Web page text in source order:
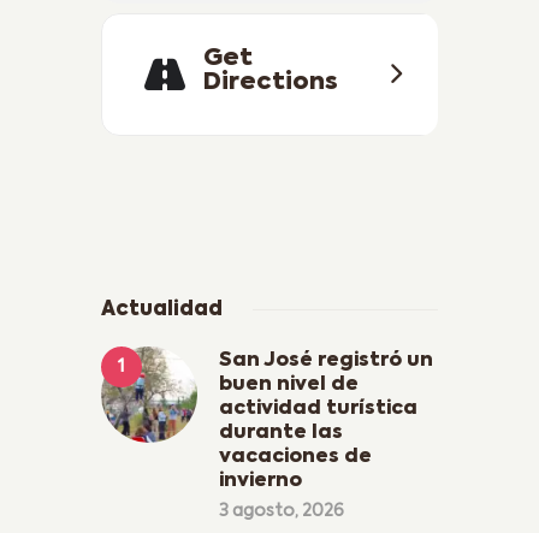
Get
Directions
Actualidad
San José registró un
buen nivel de
actividad turística
durante las
vacaciones de
invierno
3 agosto, 2026